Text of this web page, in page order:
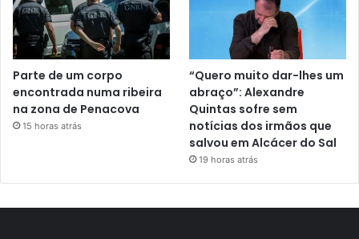
Parte de um corpo
encontrada numa ribeira
na zona de Penacova
15 horas atrás
“Quero muito dar-lhes um
abraço”: Alexandre
Quintas sofre sem
notícias dos irmãos que
salvou em Alcácer do Sal
19 horas atrás